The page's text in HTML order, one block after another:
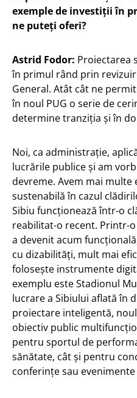
exemple de investiții în
ne puteți oferi?
Astrid Fodor: Proiectarea
în primul rând prin
General. Atât cât ne
în noul PUG o serie de
determine tranziția și în
Noi, ca administrație,
lucrările publice și am
devreme. Avem mai
sustenabilă în cazul
Sibiu funcționează într-o
reabilitat-o recent. Printr-
a devenit acum
cu dizabilități, mult mai
folosește instrumente
exemplu este Stadionul
lucrare a Sibiului aflată în
proiectare inteligentă,
obiectiv public
pentru sportul de
sănătate, cât și pentru
conferințe sau